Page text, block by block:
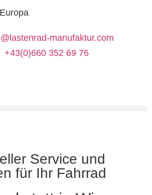
manufaktur.com
+43(0)660 352 69 76
Service und
für Ihr Fahrrad